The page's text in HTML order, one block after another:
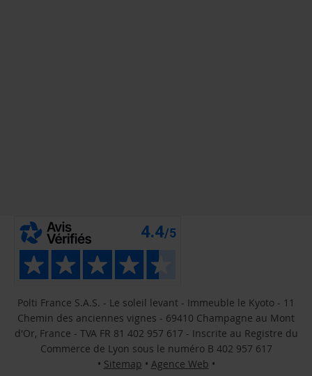
Polti France S.A.S. - Le soleil levant - Immeuble le Kyoto - 11
Chemin des anciennes vignes - 69410 Champagne au Mont
d'Or, France - TVA FR 81 402 957 617 - Inscrite au Registre du
Commerce de Lyon sous le numéro B 402 957 617
• Sitemap • Agence Web •